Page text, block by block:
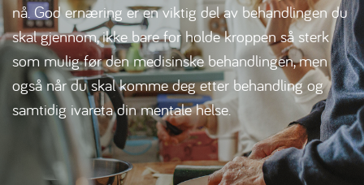
nå. God ernæring er en viktig del av behandlingen du
skal gjennom, ikke bare for holde kroppen så sterk
som mulig før den medisinske behandlingen, men
også når du skal komme deg etter behandling og
samtidig ivareta din mentale helse.